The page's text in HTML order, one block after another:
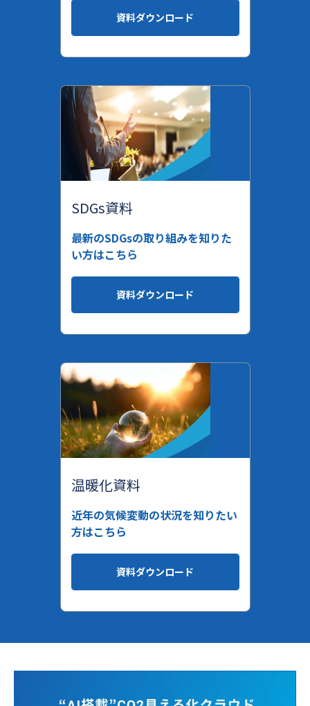
資料ダウンロード
SDGs資料
最新のSDGsの取り組みを知りた
い方はこちら
資料ダウンロード
温暖化資料
近年の気候変動の状況を知りたい
方はこちら
資料ダウンロード